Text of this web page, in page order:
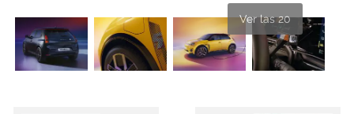
Ver las 20